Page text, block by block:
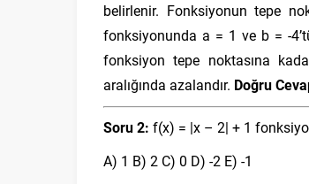
belirlenir. Fonksiyonun tepe
fonksiyonunda a = 1 ve b = -
fonksiyon tepe noktasına
aralığında azalandır. Doğru
Soru 2: f(x) = |x – 2| + 1
A) 1 B) 2 C) 0 D) -2 E) -1